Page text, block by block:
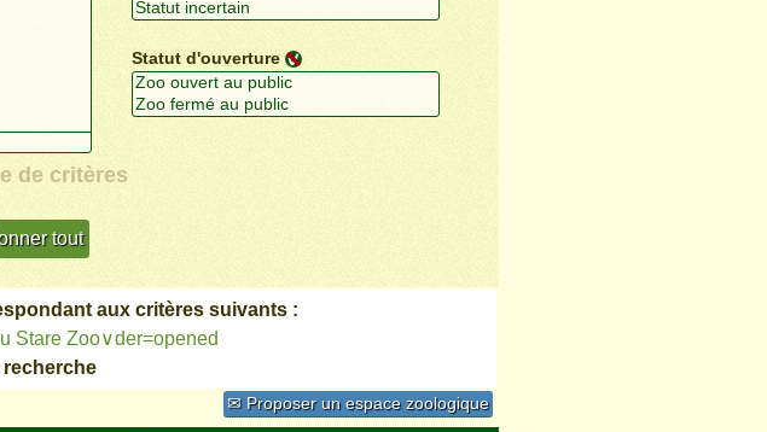
Statut d'ouverture
de critères
aux critères suivants :
Stare Zoo∨der=opened
recherche
✉ Proposer un espace zoologique